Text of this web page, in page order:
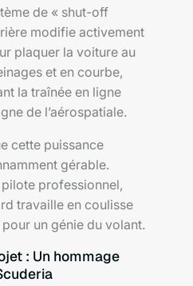
de « shut-off
modifie activement
plaquer la voiture au
et en courbe,
la traînée en ligne
de l’aérospatiale.
cette puissance
gérable.
pilote professionnel,
travaille en coulisse
un génie du volant.
: Un hommage